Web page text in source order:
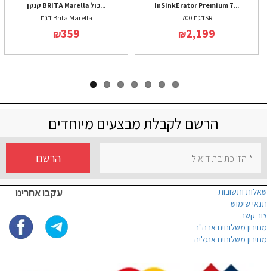
קנקן BRITA Marella כול...
דגם Brita Marella
₪359
InSinkErator Premium 7...
דגם 700SR
₪2,199
הרשם לקבלת מבצעים מיוחדים
הרשם
עקבו אחרינו
שאלות ותשובות
תנאי שימוש
צור קשר
מחירון משלוחים ארה"ב
מחירון משלוחים אנגליה